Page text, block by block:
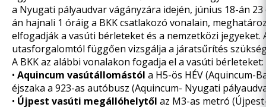
a Nyugati pályaudvar vágányzára idején, június 18-án
án hajnali 1 óráig a BKK csatlakozó vonalain,
elfogadják a vasúti bérleteket és a nemzetközi jegyeket.
utasforgalomtól függően vizsgálja a járatsűrítés
A BKK az alábbi vonalakon fogadja el a vasúti bérleteket:
• Aquincum vasútállomástól a H5-ös HÉV (Aquincum-
éjszaka a 923-as autóbusz (Aquincum- Nyugati
• Újpest vasúti megállóhelytől az M3-as metró